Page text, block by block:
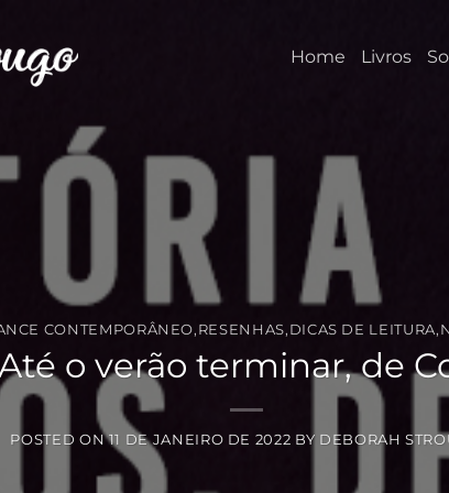
Home Livros
CONTEMPORÂNEO, RESENHAS, DICAS DE LEITURA,
o verão terminar, de
POSTED ON11 DE JANEIRO DE 2022 BY DEBORAH